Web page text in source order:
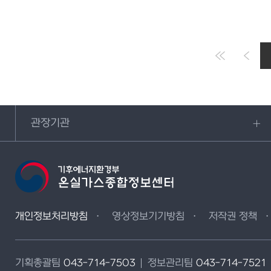
관장기관
개인정보처리방침 영상정보기기방침 저작권 정책
기획총괄팀 043-714-7503 정보관리팀 043-714-7521